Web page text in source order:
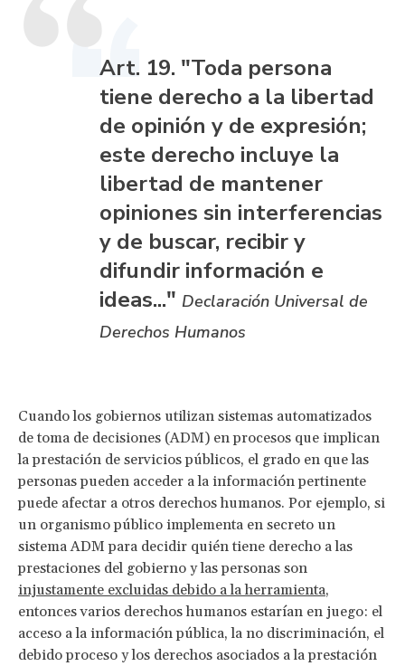
Art. 19. "Toda persona
tiene derecho a la libertad
de opinión y de expresión;
este derecho incluye la
libertad de mantener
opiniones sin interferencias
y de buscar, recibir y
difundir información e
ideas..." Declaración Universal de
Derechos Humanos
Cuando los gobiernos utilizan sistemas automatizados
de toma de decisiones (ADM) en procesos que implican
la prestación de servicios públicos, el grado en que las
personas pueden acceder a la información pertinente
puede afectar a otros derechos humanos. Por ejemplo, si
un organismo público implementa en secreto un
sistema ADM para decidir quién tiene derecho a las
prestaciones del gobierno y las personas son
injustamente excluidas debido a la herramienta,
entonces varios derechos humanos estarían en juego: el
acceso a la información pública, la no discriminación, el
debido proceso y los derechos asociados a la prestación